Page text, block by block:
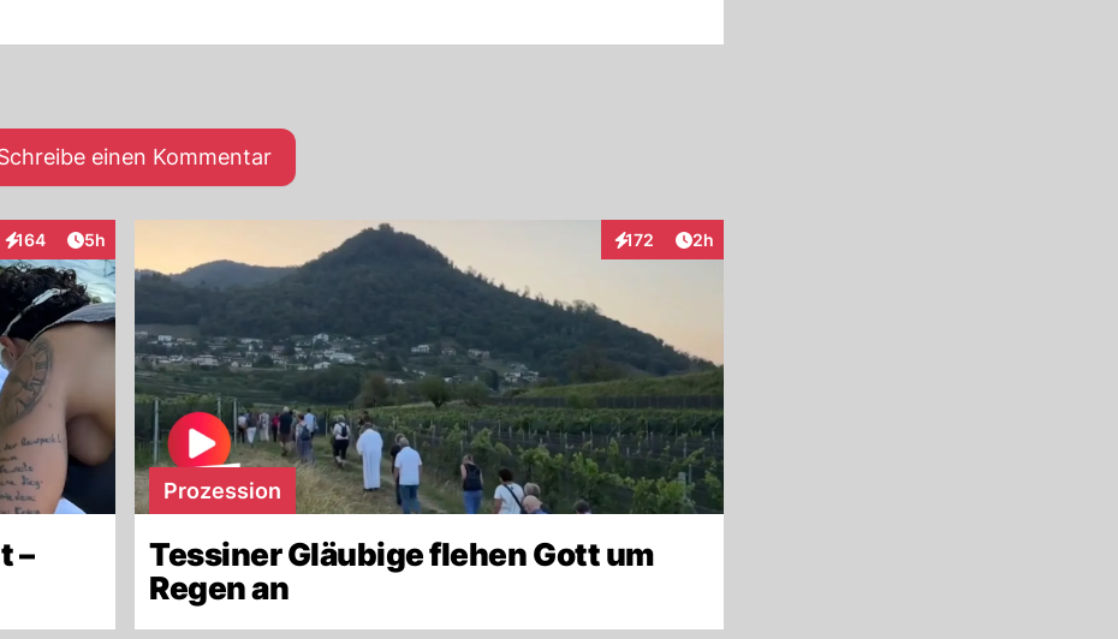
einen Kommentar
164
InteraktionenArtikel veröffentlicht:
5h
–
172
InteraktionenArtikel veröffentlicht:
2h
Prozession
Tessiner Gläubige flehen Gott um
Regen an